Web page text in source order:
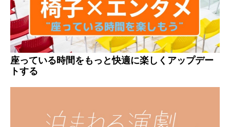
座っている時間をもっと快適に楽しくアップデー
トする